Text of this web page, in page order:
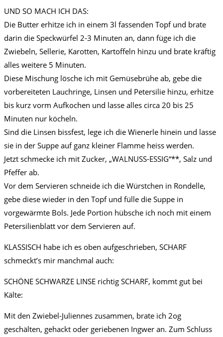
UND SO MACH ICH DAS:
Die Butter erhitze ich in einem 3l fassenden Topf und brate
darin die Speckwürfel 2-3 Minuten an, dann füge ich die
Zwiebeln, Sellerie, Karotten, Kartoffeln hinzu und brate kräftig
alles weitere 5 Minuten.
Diese Mischung lösche ich mit Gemüsebrühe ab, gebe die
vorbereiteten Lauchringe, Linsen und Petersilie hinzu, erhitze
bis kurz vorm Aufkochen und lasse alles circa 20 bis 25
Minuten nur köcheln.
Sind die Linsen bissfest, lege ich die Wienerle hinein und lasse
sie in der Suppe auf ganz kleiner Flamme heiss werden.
Jetzt schmecke ich mit Zucker, „WALNUSS-ESSIG“**, Salz und
Pfeffer ab.
Vor dem Servieren schneide ich die Würstchen in Rondelle,
gebe diese wieder in den Topf und fülle die Suppe in
vorgewärmte Bols. Jede Portion hübsche ich noch mit einem
Petersilienblatt vor dem Servieren auf.
KLASSISCH habe ich es oben aufgeschrieben, SCHARF
schmeckt’s mir manchmal auch:
SCHÖNE SCHWARZE LINSE richtig SCHARF, kommt gut bei
Kälte:
Mit den Zwiebel-Juliennes zusammen, brate ich 2og
geschälten, gehackt oder geriebenen Ingwer an. Zum Schluss